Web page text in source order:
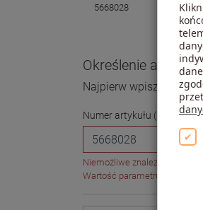
5668028
Określenie artykułu
Najpierw wpisz numer
Numer artykułu (6-cyfrowy)
Niemożliwe znalezienie
Wartość parametru